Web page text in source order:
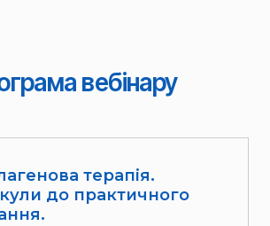
вебінару
терапія.
до практичного